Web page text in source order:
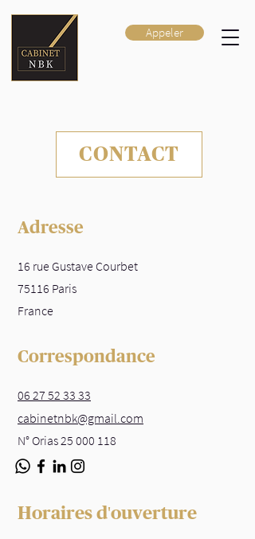
Appeler
CONTACT
Adresse
16 rue Gustave Courbet
75116 Paris
France
Correspondance
06 27 52 33 33
cabinetnbk@gmail.com
N° Orias25 000 118
Horaires d'ouverture